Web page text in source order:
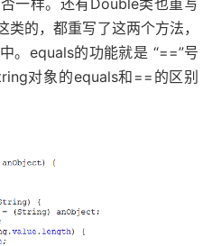
一样。还有Double类也重写
的，都重写了这两个方法，
。equals的功能就是 “==”号
对象的equals和==的区别